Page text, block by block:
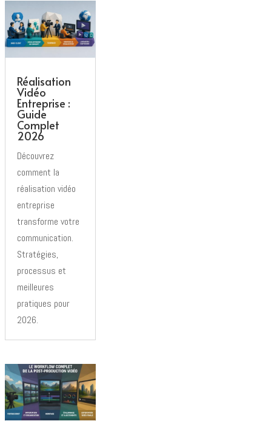
Réalisation
Vidéo
Entreprise :
Guide
Complet
2026
Découvrez
comment la
réalisation vidéo
entreprise
transforme votre
communication.
Stratégies,
processus et
meilleures
pratiques pour
2026.